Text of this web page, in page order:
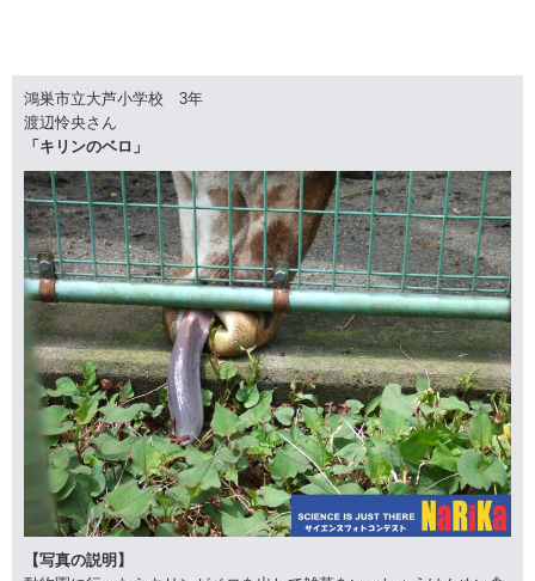
鴻巣市立大芦小学校 3年
渡辺怜央さん
「キリンのベロ」
【写真の説明】